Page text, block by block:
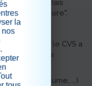
saurons jamais
capable de faire".
trop.
que le CVS a
au sein de la
grippe, rhume, ...)
la
nos